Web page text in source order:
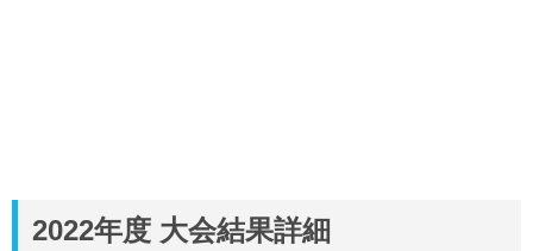
2022年度 大会結果詳細